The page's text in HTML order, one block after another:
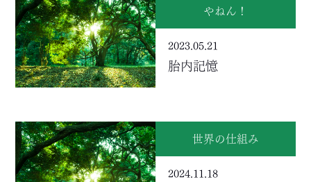
やねん！
2023.05.21
胎内記憶
世界の仕組み
2024.11.18